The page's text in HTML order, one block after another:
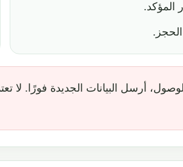
أرسل البيانات الجديدة فورًا.